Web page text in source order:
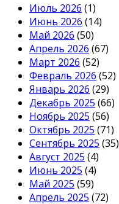
Июль 2026 (1)
Июнь 2026 (14)
Май 2026 (50)
Апрель 2026 (67)
Март 2026 (52)
Февраль 2026 (52)
Январь 2026 (29)
Декабрь 2025 (66)
Ноябрь 2025 (56)
Октябрь 2025 (71)
Сентябрь 2025 (35)
Август 2025 (4)
Июнь 2025 (4)
Май 2025 (59)
Апрель 2025 (72)